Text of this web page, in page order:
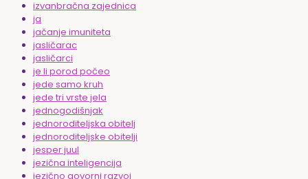
izvanbračna zajednica
ja
jačanje imuniteta
jasličarac
jasličarci
je li porod počeo
jede samo kruh
jede tri vrste jela
jednogodišnjak
jednoroditeljska obitelj
jednoroditeljske obitelji
jesper juul
jezična inteligencija
jezično govorni razvoj